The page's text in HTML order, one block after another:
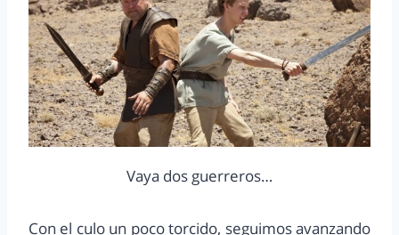
Vaya dos guerreros…
Con el culo un poco torcido, seguimos avanzando